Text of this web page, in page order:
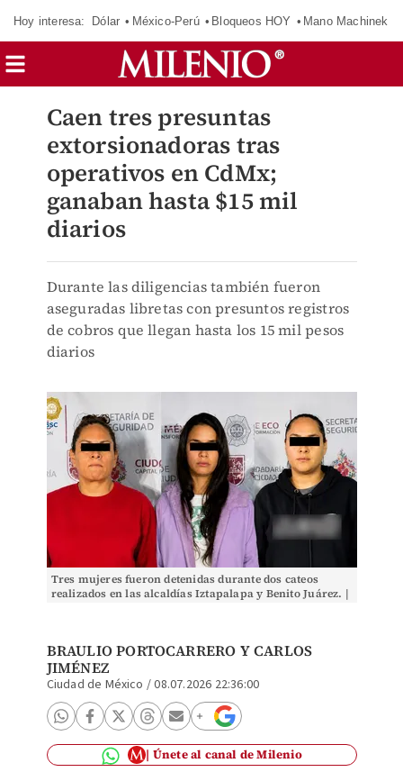
Hoy interesa: Dólar México-Perú Bloqueos HOY Mano Machinek
Caen tres presuntas
extorsionadoras tras
operativos en CdMx;
ganaban hasta $15 mil
diarios
Durante las diligencias también fueron
aseguradas libretas con presuntos registros
de cobros que llegan hasta los 15 mil pesos
diarios
Tres mujeres fueron detenidas durante dos cateos
realizados en las alcaldías Iztapalapa y Benito Juárez. |
BRAULIO PORTOCARRERO Y CARLOS
JIMÉNEZ
Ciudad de México /08.07.2026 22:36:00
Únete al canal de Milenio